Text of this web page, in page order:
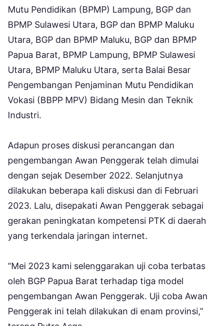
Mutu Pendidikan (BPMP) Lampung, BGP dan
BPMP Sulawesi Utara, BGP dan BPMP Maluku
Utara, BGP dan BPMP Maluku, BGP dan BPMP
Papua Barat, BPMP Lampung, BPMP Sulawesi
Utara, BPMP Maluku Utara, serta Balai Besar
Pengembangan Penjaminan Mutu Pendidikan
Vokasi (BBPP MPV) Bidang Mesin dan Teknik
Industri.
Adapun proses diskusi perancangan dan
pengembangan Awan Penggerak telah dimulai
dengan sejak Desember 2022. Selanjutnya
dilakukan beberapa kali diskusi dan di Februari
2023. Lalu, disepakati Awan Penggerak sebagai
gerakan peningkatan kompetensi PTK di daerah
yang terkendala jaringan internet.
“Mei 2023 kami selenggarakan uji coba terbatas
oleh BGP Papua Barat terhadap tiga model
pengembangan Awan Penggerak. Uji coba Awan
Penggerak ini telah dilakukan di enam provinsi,”